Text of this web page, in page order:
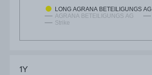
LONG AGRANA BETEILIGUNGS AG
AGRANA BETEILIGUNGS AG
Strike
1Y